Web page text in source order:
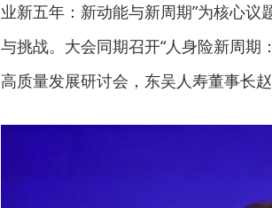
业新五年：新动能与新周期”为核心
与挑战。大会同期召开“人身险新周期
高质量发展研讨会，东吴人寿董事长